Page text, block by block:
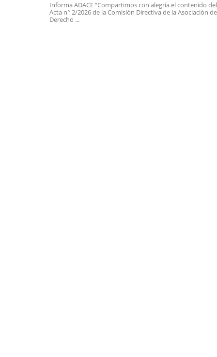
Informa ADACE “Compartimos con alegría el contenido del
Acta n° 2/2026 de la Comisión Directiva de la Asociación de
Derecho ...